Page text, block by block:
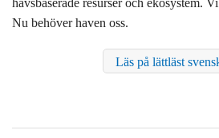
havsbaserade resurser och ekosystem.
Nu behöver haven oss.
Läs på lättläst